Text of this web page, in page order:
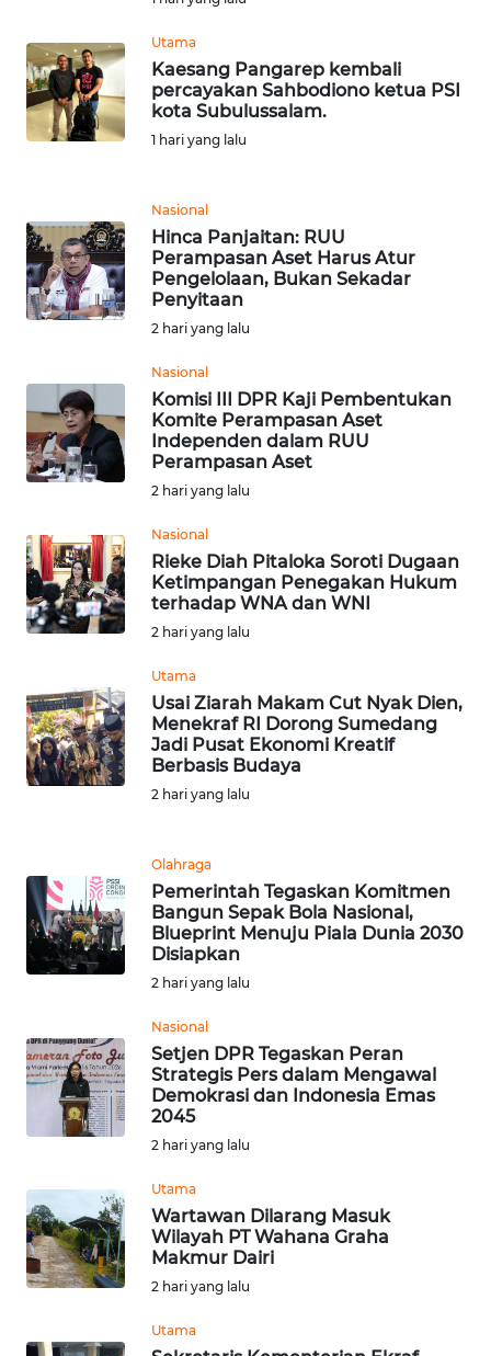
Utama
Kaesang Pangarep kembali
percayakan Sahbodiono ketua PSI
kota Subulussalam.
1 hari yang lalu
Nasional
Hinca Panjaitan: RUU
Perampasan Aset Harus Atur
Pengelolaan, Bukan Sekadar
Penyitaan
2 hari yang lalu
Nasional
Komisi III DPR Kaji Pembentukan
Komite Perampasan Aset
Independen dalam RUU
Perampasan Aset
2 hari yang lalu
Nasional
Rieke Diah Pitaloka Soroti Dugaan
Ketimpangan Penegakan Hukum
terhadap WNA dan WNI
2 hari yang lalu
Utama
Usai Ziarah Makam Cut Nyak Dien,
Menekraf RI Dorong Sumedang
Jadi Pusat Ekonomi Kreatif
Berbasis Budaya
2 hari yang lalu
Olahraga
Pemerintah Tegaskan Komitmen
Bangun Sepak Bola Nasional,
Blueprint Menuju Piala Dunia 2030
Disiapkan
2 hari yang lalu
Nasional
Setjen DPR Tegaskan Peran
Strategis Pers dalam Mengawal
Demokrasi dan Indonesia Emas
2045
2 hari yang lalu
Utama
Wartawan Dilarang Masuk
Wilayah PT Wahana Graha
Makmur Dairi
2 hari yang lalu
Utama
WN
PAPUA
WN
RIAU
WN
JAMBI
WN
NTB
SULTENG
WN
SULBAR
WN
SUMBAR
WN
BENGKULU
WN
JATENG
NUSANTARA